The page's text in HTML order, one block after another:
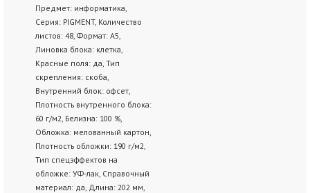
Предмет: информатика,
Серия: PIGMENT, Количество
листов: 48, Формат: А5,
Линовка блока: клетка,
Красные поля: да, Тип
скрепления: скоба,
Внутренний блок: офсет,
Плотность внутренного блока:
60 г/м2, Белизна: 100 %,
Обложка: мелованный картон,
Плотность обложки: 190 г/м2,
Тип спецэффектов на
обложке: УФ-лак, Справочный
материал: да, Длина: 202 мм,